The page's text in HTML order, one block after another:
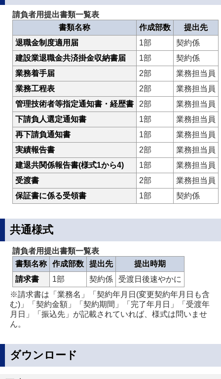
請負者用提出書類一覧表
書類名称
作成部数
提出先
退職金制度適用届
1部
契約係
建設業退職金共済掛金収納書届
1部
契約係
業務着手届
2部
業務担当員
業務工程表
2部
業務担当員
管理技術者等指定通知書・経歴書
2部
業務担当員
下請負人選定通知書
1部
業務担当員
再下請負通知書
1部
業務担当員
実績報告書
2部
業務担当員
建退共関係報告書(様式1から4)
1部
業務担当員
受渡書
2部
業務担当員
保証書に係る受領書
1部 契約係
共通様式
請負者用提出書類一覧表
書類名称
作成部数 提出先
提出時期
請求書
1部 契約係
受渡日後速やかに
※請求書は「業務名」「契約年月日(変更契約年月日も含
む)」「契約金額」「契約期間」「完了年月日」「受渡年
月日」「振込先」が記載されていれば、様式は問いませ
ん。
ダウンロード